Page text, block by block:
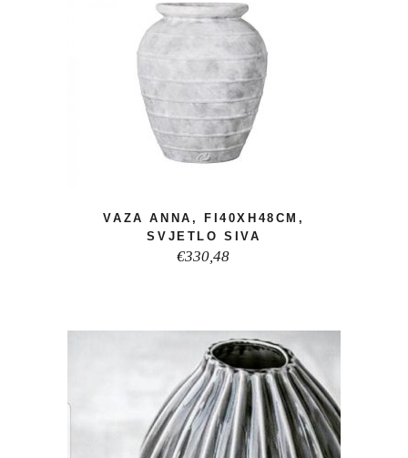
VAZA ANNA, FI40XH48CM,
SVJETLO SIVA
€330,48